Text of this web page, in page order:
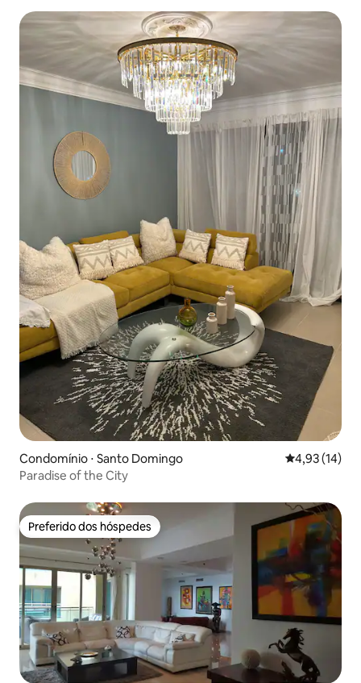
Condomínio ⋅ Santo Domingo 4,93 de uma
4,93 (14)
Paradise of the City
Preferido dos hóspedes
Preferido dos hóspedes